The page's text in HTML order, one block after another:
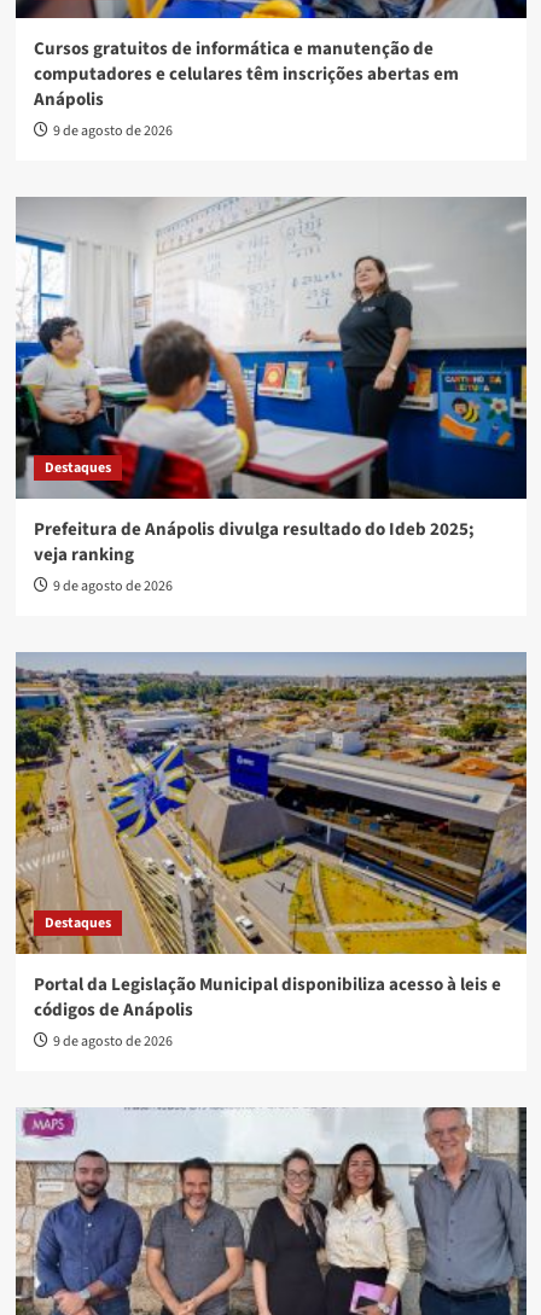
Cursos gratuitos de informática e manutenção de
computadores e celulares têm inscrições abertas em
Anápolis
9 de agosto de 2026
Destaques
Prefeitura de Anápolis divulga resultado do Ideb 2025;
veja ranking
9 de agosto de 2026
Destaques
Portal da Legislação Municipal disponibiliza acesso à leis e
códigos de Anápolis
9 de agosto de 2026